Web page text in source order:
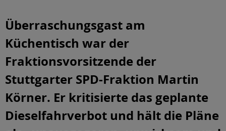
Überraschungsgast am
Küchentisch war der
Fraktionsvorsitzende der
Stuttgarter SPD-Fraktion Martin
Körner. Er kritisierte das geplante
Dieselfahrverbot und hält die Pläne